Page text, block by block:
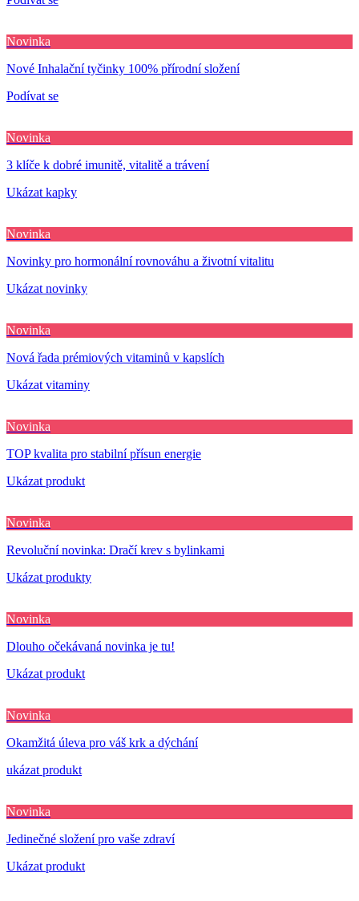
Novinka
Nové Inhalační tyčinky 100% přírodní složení
Podívat se
Novinka
3 klíče k dobré imunitě, vitalitě a trávení
Ukázat kapky
Novinka
Novinky pro hormonální rovnováhu a životní vitalitu
Ukázat novinky
Novinka
Nová řada prémiových vitaminů v kapslích
Ukázat vitaminy
Novinka
TOP kvalita pro stabilní přísun energie
Ukázat produkt
Novinka
Revoluční novinka: Dračí krev s bylinkami
Ukázat produkty
Novinka
Dlouho očekávaná novinka je tu!
Ukázat produkt
Novinka
Okamžitá úleva pro váš krk a dýchání
ukázat produkt
Novinka
Jedinečné složení pro vaše zdraví
Ukázat produkt